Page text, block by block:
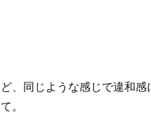
、同じような感じで違和
。